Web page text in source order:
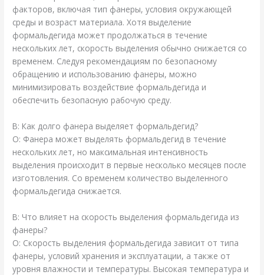
факторов, включая тип фанеры, условия окружающей
среды и возраст материала. Хотя выделение
формальдегида может продолжаться в течение
нескольких лет, скорость выделения обычно снижается со
временем. Следуя рекомендациям по безопасному
обращению и использованию фанеры, можно
минимизировать воздействие формальдегида и
обеспечить безопасную рабочую среду.
В: Как долго фанера выделяет формальдегид?
О: Фанера может выделять формальдегид в течение
нескольких лет, но максимальная интенсивность
выделения происходит в первые несколько месяцев после
изготовления. Со временем количество выделенного
формальдегида снижается.
В: Что влияет на скорость выделения формальдегида из
фанеры?
О: Скорость выделения формальдегида зависит от типа
фанеры, условий хранения и эксплуатации, а также от
уровня влажности и температуры. Высокая температура и